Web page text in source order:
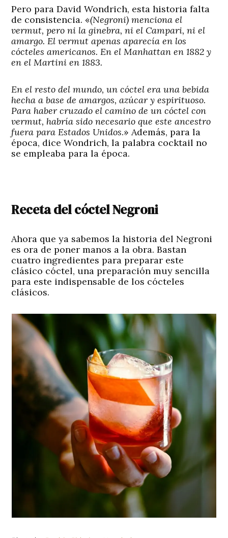
Pero para David Wondrich, esta historia falta
de consistencia. «(Negroni) menciona el
vermut, pero ni la ginebra, ni el Campari, ni el
amargo. El vermut apenas aparecía en los
cócteles americanos. En el Manhattan en 1882 y
en el Martini en 1883.
En el resto del mundo, un cóctel era una bebida
hecha a base de amargos, azúcar y espirituoso.
Para haber cruzado el camino de un cóctel con
vermut, habría sido necesario que este ancestro
fuera para Estados Unidos.» Además, para la
época, dice Wondrich, la palabra cocktail no
se empleaba para la época.
Receta del cóctel Negroni
Ahora que ya sabemos la historia del Negroni
es ora de poner manos a la obra. Bastan
cuatro ingredientes para preparar este
clásico cóctel, una preparación muy sencilla
para este indispensable de los cócteles
clásicos.